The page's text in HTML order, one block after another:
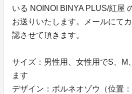
いる NOINOI BINYA PLUS/紅屋
お送りいたします。メールにて
認させて頂きます。
サイズ：男性用、女性用でS、M
ます
デザイン：ボルネオゾウ（位置